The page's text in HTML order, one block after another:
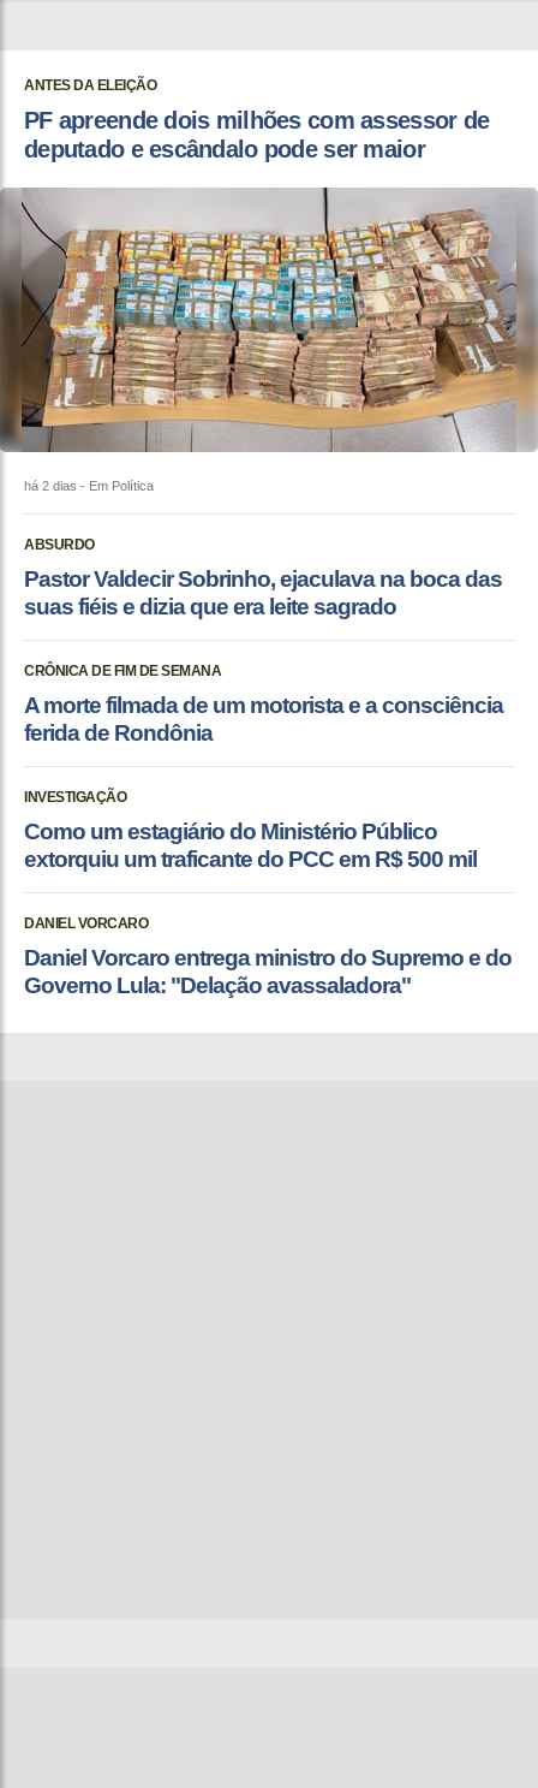
ANTES DA ELEIÇÃO
PF apreende dois milhões com assessor de
deputado e escândalo pode ser maior
há 2 dias - Em Política
ABSURDO
Pastor Valdecir Sobrinho, ejaculava na boca das
suas fiéis e dizia que era leite sagrado
CRÔNICA DE FIM DE SEMANA
A morte filmada de um motorista e a consciência
ferida de Rondônia
INVESTIGAÇÃO
Como um estagiário do Ministério Público
extorquiu um traficante do PCC em R$ 500 mil
DANIEL VORCARO
Daniel Vorcaro entrega ministro do Supremo e do
Governo Lula: "Delação avassaladora"